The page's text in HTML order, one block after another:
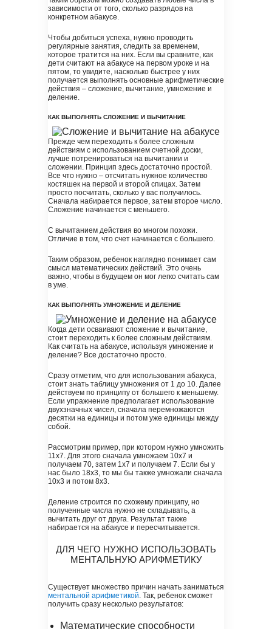
зависимости от того, сколько разрядов на
конкретном абакусе.
Чтобы добиться успеха, нужно проводить
регулярные занятия, следить за временем,
которое тратится на них. Если вы сравните, как
дети считают на абакусе на первом уроке и на
пятом, то увидите, насколько быстрее у них
получается выполнять основные арифметические
действия – сложение, вычитание, умножение и
деление.
КАК ВЫПОЛНЯТЬ СЛОЖЕНИЕ И ВЫЧИТАНИЕ
Прежде чем переходить к более сложным
действиям с использованием счетной доски,
лучше потренироваться на вычитании и
сложении. Принцип здесь достаточно простой.
Все что нужно – отсчитать нужное количество
костяшек на первой и второй спицах. Затем
просто посчитать, сколько у вас получилось.
Сначала набирается первое, затем второе число.
Сложение начинается с меньшего.
С вычитанием действия во многом похожи.
Отличие в том, что счет начинается с большего.
Таким образом, ребенок наглядно понимает сам
смысл математических действий. Это очень
важно, чтобы в будущем он мог легко считать сам
в уме.
КАК ВЫПОЛНЯТЬ УМНОЖЕНИЕ И ДЕЛЕНИЕ
Когда дети осваивают сложение и вычитание,
стоит переходить к более сложным действиям.
Как считать на абакусе, используя умножение и
деление? Все достаточно просто.
Сразу отметим, что для использования абакуса,
стоит знать таблицу умножения от 1 до 10. Далее
действуем по принципу от большего к меньшему.
Если упражнение предполагает использование
двухзначных чисел, сначала перемножаются
десятки на единицы и потом уже единицы между
собой.
Рассмотрим пример, при котором нужно умножить
11х7. Для этого сначала умножаем 10х7 и
получаем 70, затем 1х7 и получаем 7. Если бы у
нас было 18х3, то мы бы также умножали сначала
10х3 и потом 8х3.
Деление строится по схожему принципу, но
полученные числа нужно не складывать, а
вычитать друг от друга. Результат также
набирается на абакусе и пересчитывается.
ДЛЯ ЧЕГО НУЖНО ИСПОЛЬЗОВАТЬ
МЕНТАЛЬНУЮ АРИФМЕТИКУ
Существует множество причин начать заниматься
ментальной арифметикой. Так, ребенок сможет
получить сразу несколько результатов:
Математические способности